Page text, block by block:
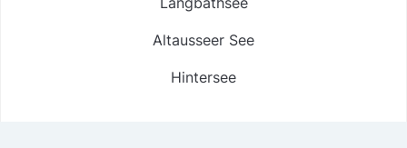
Altausseer See
Hintersee